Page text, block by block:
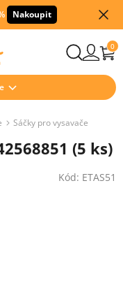
Nakoupit
0
Sáčky pro vysavače
(5 ks)
Kód: ETAS51